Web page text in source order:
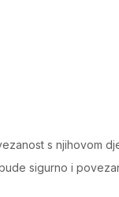
s njihovom
sigurno i